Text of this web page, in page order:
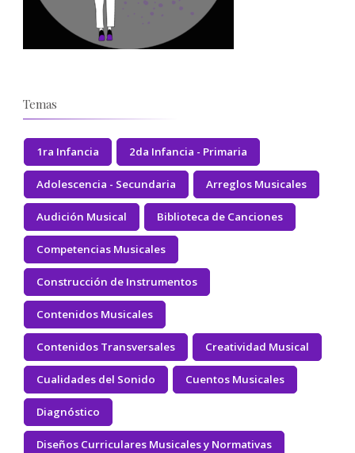
Temas
1ra Infancia 2da Infancia - Primaria
Adolescencia - Secundaria Arreglos Musicales
Audición Musical Biblioteca de Canciones
Competencias Musicales
Construcción de Instrumentos
Contenidos Musicales
Contenidos Transversales Creatividad Musical
Cualidades del Sonido Cuentos Musicales
Diagnóstico
Diseños Curriculares Musicales y Normativas